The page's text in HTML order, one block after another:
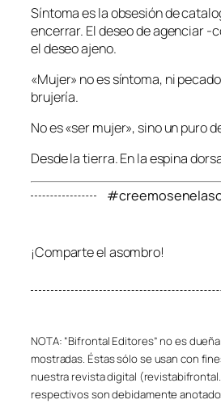
Síntoma es la obsesión de
encerrar. El deseo de agenciar -
el deseo ajeno.
«Mujer» no es síntoma, ni
brujería.
No es «ser mujer», sino un puro
Desde la tierra. En la espina
¡Comparte el asombro!
NOTA: “Bifrontal Editores” no es
mostradas. Éstas sólo se usan con
nuestra revista digital
respectivos son debidamente